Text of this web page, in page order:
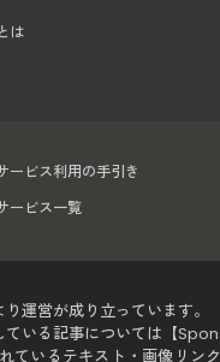
は
ービス利用の手引き
ービス一覧
運営が成り立っています。
いる記事については【
いるテキスト・画像リ